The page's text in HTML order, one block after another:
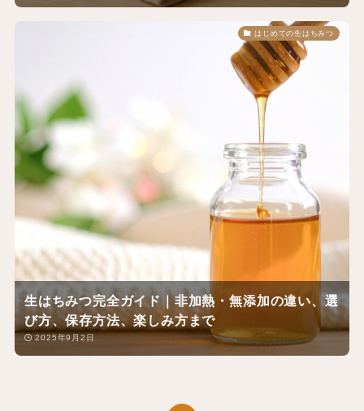
はじめての生はちみつ
生はちみつ完全ガイド｜非加熱・無添加の違い、選
び方、保存方法、楽しみ方まで
2025年9月2日